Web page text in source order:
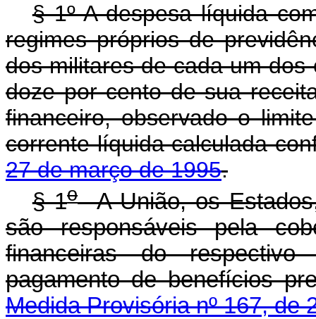
§ 1º A despesa líquida
regimes próprios de
dos militares de cada um
doze por cento de sua
financeiro, observado o
corrente líquida calculada
27 de março de 1995.
§ 1oA União, os
são responsáveis pela
financeiras do
pagamento de benefícios
Medida Provisória nº 167, de